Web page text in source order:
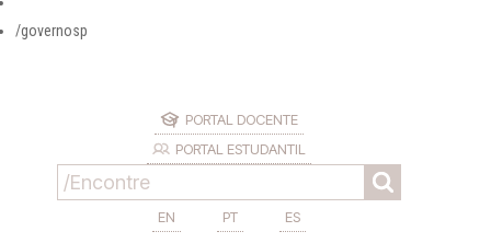
/governosp
PORTAL DOCENTE
PORTAL ESTUDANTIL
EN PT ES